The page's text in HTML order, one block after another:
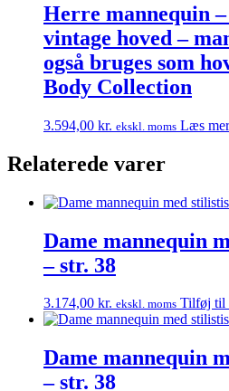
Herre mannequin
vintage hoved –
også bruges som
Body Collection
3.594,00 kr. ekskl. moms Læs
Relaterede varer
Dame mannequin
– str. 38
3.174,00 kr. ekskl. moms Tilføj til
Dame mannequin
– str. 38